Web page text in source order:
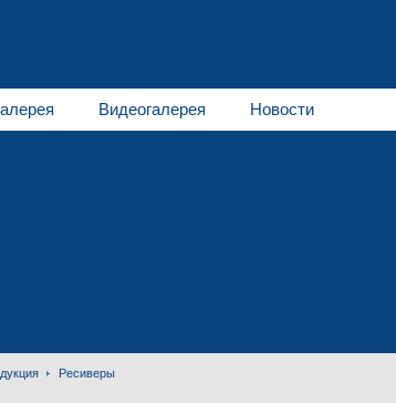
Видеогалерея Новости
Ресиверы